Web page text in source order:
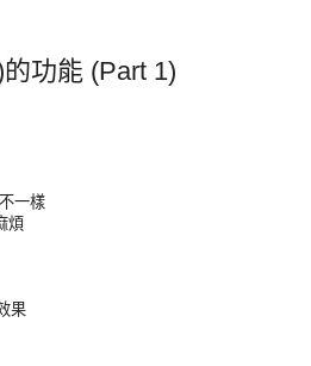
功能 (Part 1)
一樣
煩
果